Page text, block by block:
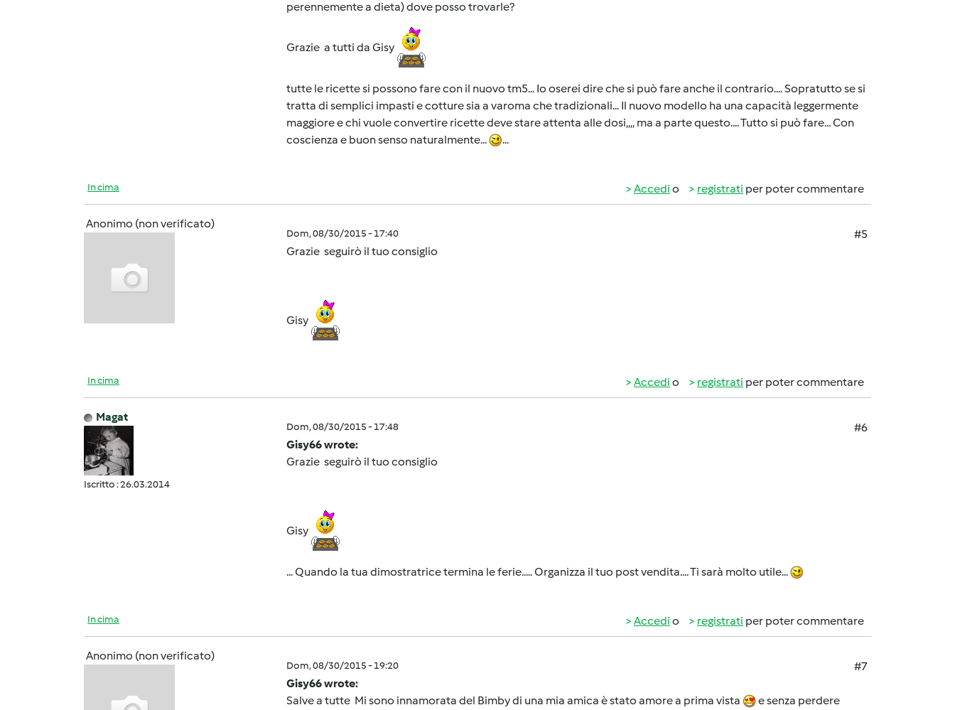
perennemente a dieta) dove posso trovarle?
Grazie a tutti da Gisy
tutte le ricette si possono fare con il nuovo tm5... Io oserei dire che si può fare anche il contrario.... Sopratutto se si
tratta di semplici impasti e cotture sia a varoma che tradizionali... Il nuovo modello ha una capacità leggermente
maggiore e chi vuole convertire ricette deve stare attenta alle dosi,,,, ma a parte questo.... Tutto si può fare... Con
coscienza e buon senso naturalmente...
...
In cima Accedi o registrati per poter commentare
Anonimo (non verificato)
Dom, 08/30/2015 - 17:40
#5
Grazie seguirò il tuo consiglio
Gisy
In cima Accedi o registrati per poter commentare
Magat
Iscritto : 26.03.2014
Dom, 08/30/2015 - 17:48
#6
Gisy66 wrote:
Grazie seguirò il tuo consiglio
Gisy
... Quando la tua dimostratrice termina le ferie..... Organizza il tuo post vendita.... Ti sarà molto utile...
In cima Accedi o registrati per poter commentare
Anonimo (non verificato)
Dom, 08/30/2015 - 19:20
#7
Gisy66 wrote:
Salve a tutte Mi sono innamorata del Bimby di una mia amica è stato amore a prima vista
e senza perdere